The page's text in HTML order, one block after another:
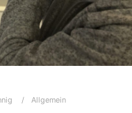
Allgemein